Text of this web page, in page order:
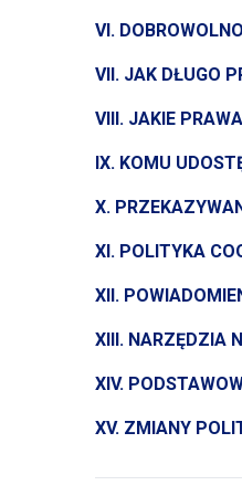
VI.
VII. JAK DŁUGO
VIII. JAKIE
IX. KOMU
X.
XI. POLITYKA
XII.
XIII. NARZĘDZIA
XIV.
XV. ZMIANY